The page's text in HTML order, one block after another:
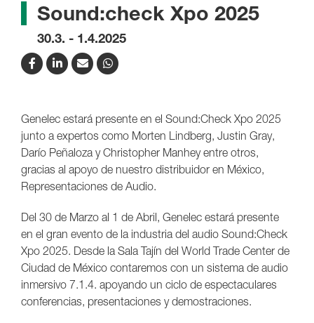
Sound:check Xpo 2025
30.3. - 1.4.2025
Genelec estará presente en el Sound:Check Xpo 2025
junto a expertos como Morten Lindberg, Justin Gray,
Darío Peñaloza y Christopher Manhey entre otros,
gracias al apoyo de nuestro distribuidor en México,
Representaciones de Audio.
Del 30 de Marzo al 1 de Abril, Genelec estará presente
en el gran evento de la industria del audio Sound:Check
Xpo 2025. Desde la Sala Tajín del World Trade Center de
Ciudad de México contaremos con un sistema de audio
inmersivo 7.1.4. apoyando un ciclo de espectaculares
conferencias, presentaciones y demostraciones.